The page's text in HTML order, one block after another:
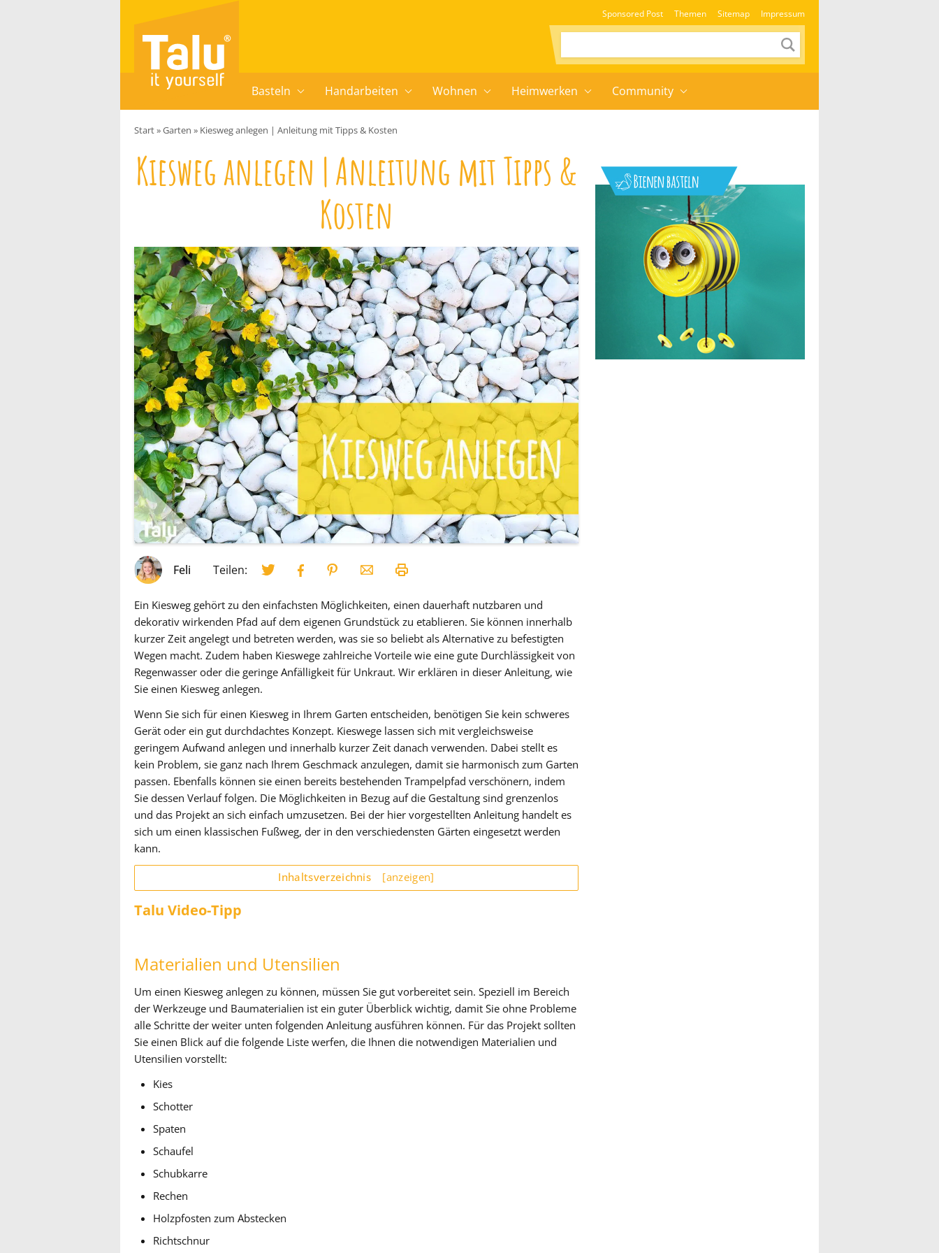
Sponsored Post Themen Sitemap Impressum
Basteln Handarbeiten Wohnen Heimwerken Community
Start»Garten » Kiesweg anlegen | Anleitung mit Tipps & Kosten
Kiesweg anlegen | Anleitung mit Tipps &
Kosten
Feli Teilen:
Ein Kiesweg gehört zu den einfachsten Möglichkeiten, einen dauerhaft nutzbaren und
dekorativ wirkenden Pfad auf dem eigenen Grundstück zu etablieren. Sie können innerhalb
kurzer Zeit angelegt und betreten werden, was sie so beliebt als Alternative zu befestigten
Wegen macht. Zudem haben Kieswege zahlreiche Vorteile wie eine gute Durchlässigkeit von
Regenwasser oder die geringe Anfälligkeit für Unkraut. Wir erklären in dieser Anleitung, wie
Sie einen Kiesweg anlegen.
Wenn Sie sich für einen Kiesweg in Ihrem Garten entscheiden, benötigen Sie kein schweres
Gerät oder ein gut durchdachtes Konzept. Kieswege lassen sich mit vergleichsweise
geringem Aufwand anlegen und innerhalb kurzer Zeit danach verwenden. Dabei stellt es
kein Problem, sie ganz nach Ihrem Geschmack anzulegen, damit sie harmonisch zum Garten
passen. Ebenfalls können sie einen bereits bestehenden Trampelpfad verschönern, indem
Sie dessen Verlauf folgen. Die Möglichkeiten in Bezug auf die Gestaltung sind grenzenlos
und das Projekt an sich einfach umzusetzen. Bei der hier vorgestellten Anleitung handelt es
sich um einen klassischen Fußweg, der in den verschiedensten Gärten eingesetzt werden
kann.
Inhaltsverzeichnis [anzeigen]
Talu Video-Tipp
Materialien und Utensilien
Um einen Kiesweg anlegen zu können, müssen Sie gut vorbereitet sein. Speziell im Bereich
der Werkzeuge und Baumaterialien ist ein guter Überblick wichtig, damit Sie ohne Probleme
alle Schritte der weiter unten folgenden Anleitung ausführen können. Für das Projekt sollten
Sie einen Blick auf die folgende Liste werfen, die Ihnen die notwendigen Materialien und
Utensilien vorstellt:
Kies
Schotter
Spaten
Schaufel
Schubkarre
Rechen
Holzpfosten zum Abstecken
Richtschnur